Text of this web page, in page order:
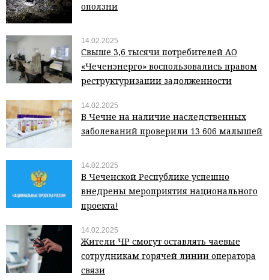
оползни
14.02.2025
Свыше 3,6 тысячи потребителей АО
«Чеченэнерго» воспользовались правом
реструктуризации задолженности
14.02.2025
В Чечне на наличие наследственных
заболеваний проверили 13 606 малышей
14.02.2025
В Чеченской Республике успешно
внедрены мероприятия национального
проекта!
14.02.2025
Жители ЧР смогут оставлять чаевые
сотрудникам горячей линии оператора
связи